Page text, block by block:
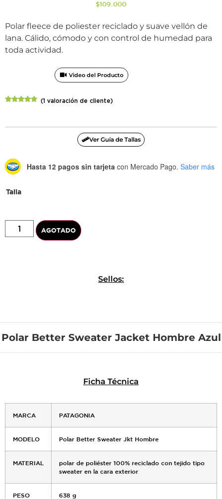
$109.000
Polar fleece de poliester reciclado y suave vellón de
lana. Cálido, cómodo y con control de humedad para
toda actividad.
Video del Producto
a
(1 valoración de cliente)
Ver Guía de Tallas
Hasta 12 pagos sin tarjeta con Mercado Pago. Saber más
Talla
AGOTADO
Sellos:
Polar Better Sweater Jacket Hombre Azul
Ficha Técnica
MARCA PATAGONIA
MODELO Polar Better Sweater Jkt Hombre
MATERIAL
polar de poliéster 100% reciclado con tejido tipo
sweater en la cara exterior
PESO 638 g